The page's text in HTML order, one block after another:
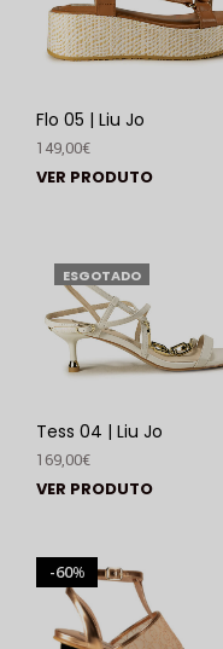
Flo 05 | Liu Jo
149,00€
VER PRODUTO
ESGOTADO
Tess 04 | Liu Jo
169,00€
VER PRODUTO
%
60